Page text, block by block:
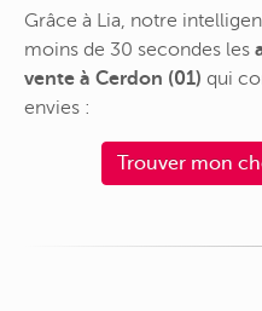
Grâce à Lia, notre
moins de 30 secondes les
vente à Cerdon (01) qui
envies :
Trouver mon